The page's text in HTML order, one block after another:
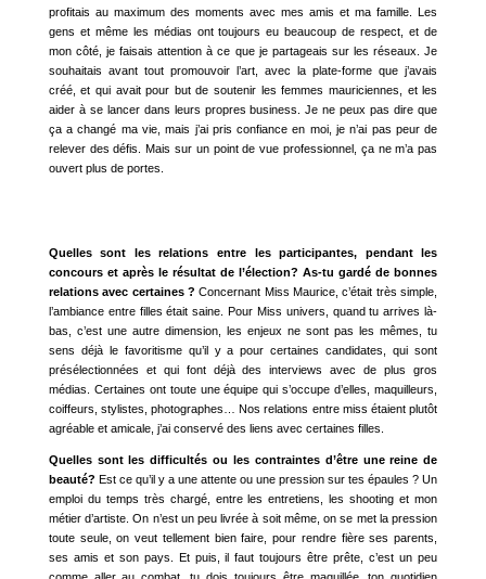
profitais au maximum des moments avec mes amis et ma famille. Les
gens et même les médias ont toujours eu beaucoup de respect, et de
mon côté, je faisais attention à ce que je partageais sur les réseaux. Je
souhaitais avant tout promouvoir l’art, avec la plate-forme que j’avais
créé, et qui avait pour but de soutenir les femmes mauriciennes, et les
aider à se lancer dans leurs propres business. Je ne peux pas dire que
ça a changé ma vie, mais j’ai pris confiance en moi, je n’ai pas peur de
relever des défis. Mais sur un point de vue professionnel, ça ne m’a pas
ouvert plus de portes.
Quelles sont les relations entre les participantes, pendant les
concours et après le résultat de l’élection? As-tu gardé de bonnes
relations avec certaines ? Concernant Miss Maurice, c’était très simple,
l’ambiance entre filles était saine. Pour Miss univers, quand tu arrives là-
bas, c’est une autre dimension, les enjeux ne sont pas les mêmes, tu
sens déjà le favoritisme qu’il y a pour certaines candidates, qui sont
présélectionnées et qui font déjà des interviews avec de plus gros
médias. Certaines ont toute une équipe qui s’occupe d’elles, maquilleurs,
coiffeurs, stylistes, photographes… Nos relations entre miss étaient plutôt
agréable et amicale, j’ai conservé des liens avec certaines filles.
Quelles sont les difficultés ou les contraintes d’être une reine de
beauté? Est ce qu’il y a une attente ou une pression sur tes épaules ? Un
emploi du temps très chargé, entre les entretiens, les shooting et mon
métier d’artiste. On n’est un peu livrée à soit même, on se met la pression
toute seule, on veut tellement bien faire, pour rendre fière ses parents,
ses amis et son pays. Et puis, il faut toujours être prête, c’est un peu